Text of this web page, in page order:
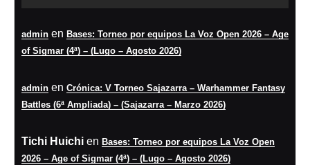
admin en Bases: Torneo por equipos La Voz Open 2026 – Age
of Sigmar (4ª) – (Lugo – Agosto 2026)
admin en Crónica: V Torneo Sajazarra – Warhammer Fantasy
Battles (6ª Ampliada) – (Sajazarra – Marzo 2026)
Tichi Huichi en Bases: Torneo por equipos La Voz Open
2026 – Age of Sigmar (4ª) – (Lugo – Agosto 2026)